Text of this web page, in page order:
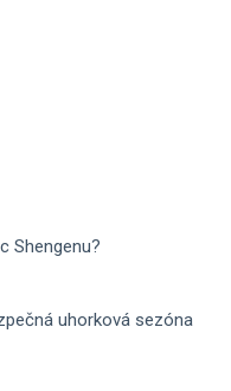
Shengenu?
uhorková sezóna